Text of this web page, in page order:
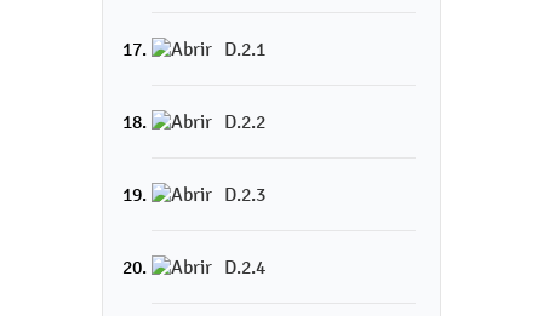
D.2.1
D.2.2
D.2.3
D.2.4